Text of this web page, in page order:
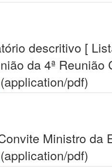
descritivo [
da 4ª Reunião
(application/pdf)
Ministro da
(application/pdf)